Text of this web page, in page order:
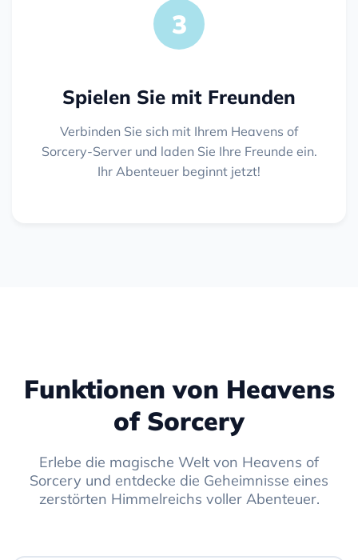
3
Spielen Sie mit Freunden
Verbinden Sie sich mit Ihrem Heavens of
Sorcery-Server und laden Sie Ihre Freunde ein.
Ihr Abenteuer beginnt jetzt!
Funktionen von Heavens
of Sorcery
Erlebe die magische Welt von Heavens of
Sorcery und entdecke die Geheimnisse eines
zerstörten Himmelreichs voller Abenteuer.